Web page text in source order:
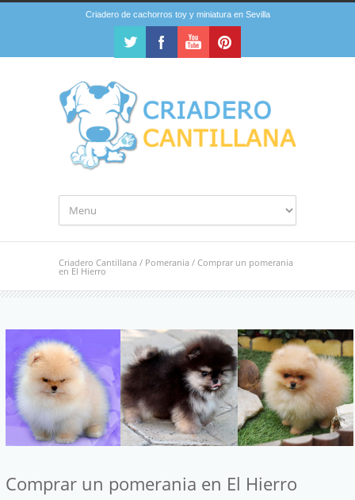
Criadero de cachorros toy y miniatura en Sevilla
Criadero Cantillana / Pomerania / Comprar un pomerania
en El Hierro
Comprar un pomerania en El Hierro